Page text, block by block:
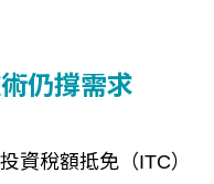
仍撐需求
資稅額抵免（ITC）